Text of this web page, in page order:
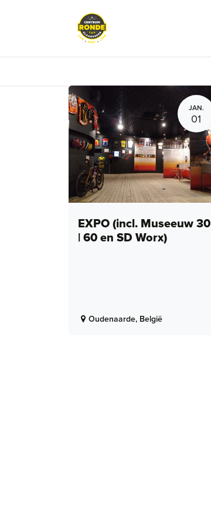
JAN.
01
EXPO (incl. Museeuw 30
| 60 en SD Worx)
Oudenaarde, België